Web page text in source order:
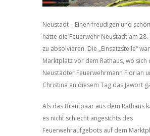
Neustadt – Einen freudigen und
hatte die Feuerwehr Neustadt am
zu absolvieren. Die „Einsatzstelle“
Marktplatz vor dem Rathaus, wo sich
Neustädter Feuerwehrmann Florian
Christina an diesem Tag das Jawort
Als das Brautpaar aus dem Rathaus
es nicht schlecht angesichts des
Feuerwehraufgebots auf dem